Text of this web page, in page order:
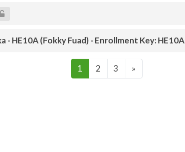
- HE10A (Fokky Fuad) - Enrollment Key: HE10A
1 (current)
2 3 »Next